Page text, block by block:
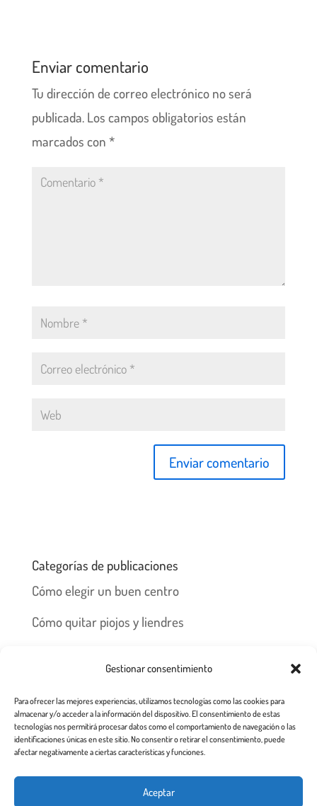
Gestionar consentimiento
Para ofrecer las mejores experiencias, utilizamos tecnologías como las cookies para
almacenar y/o acceder a la información del dispositivo. El consentimiento de estas
tecnologías nos permitirá procesar datos como el comportamiento de navegación o las
identificaciones únicas en este sitio. No consentir o retirar el consentimiento, puede
afectar negativamente a ciertas características y funciones.
Aceptar
Enviar comentario
Tu dirección de correo electrónico no será
publicada. Los campos obligatorios están
marcados con *
Categorías de publicaciones
Cómo elegir un buen centro
Cómo quitar piojos y liendres
Prevención y recomendaciones
Centros